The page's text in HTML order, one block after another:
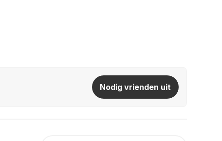
Nodig vrienden uit